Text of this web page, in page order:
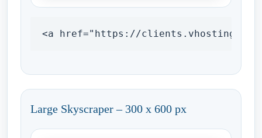
<a href="https://clients.vhosting.com/
Large Skyscraper – 300 x 600 px